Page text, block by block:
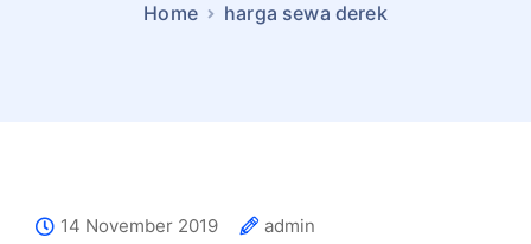
Home harga sewa derek
14 November 2019
admin